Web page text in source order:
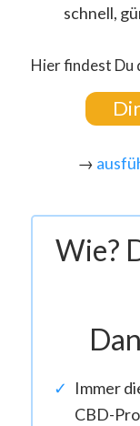
schnell,
Hier findest Du
→
Wie?
Immer
CBD-